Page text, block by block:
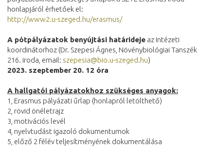
honlapjáról érhetőek el:
http://www2.u-szeged.hu/erasmus/
A pótpályázatok benyújtási határideje az Intézeti
koordinátorhoz (Dr. Szepesi Ágnes, Növénybiológiai Tanszék
216. iroda, email: szepesia@bio.u-szeged.hu)
2023. szeptember 20. 12 óra
A hallgatói pályázatokhoz szükséges anyagok:
1, Erasmus pályázati űrlap (honlapról letölthető)
2, rövid önéletrajz
3, motivációs levél
4, nyelvtudást igazoló dokumentumok
5, előző 2 félév teljesítményének dokumentálása